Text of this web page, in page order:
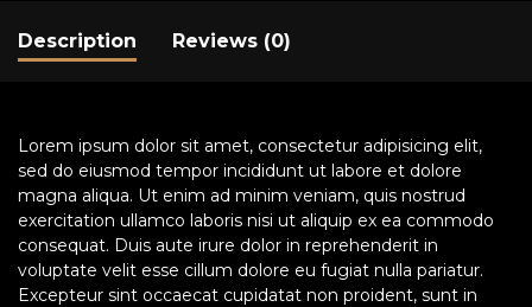
Description Reviews (0)
Lorem ipsum dolor sit amet, consectetur adipisicing elit,
sed do eiusmod tempor incididunt ut labore et dolore
magna aliqua. Ut enim ad minim veniam, quis nostrud
exercitation ullamco laboris nisi ut aliquip ex ea commodo
consequat. Duis aute irure dolor in reprehenderit in
voluptate velit esse cillum dolore eu fugiat nulla pariatur.
Excepteur sint occaecat cupidatat non proident, sunt in